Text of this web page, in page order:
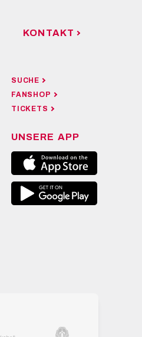
KONTAKT
SUCHE
FANSHOP
TICKETS
UNSERE APP